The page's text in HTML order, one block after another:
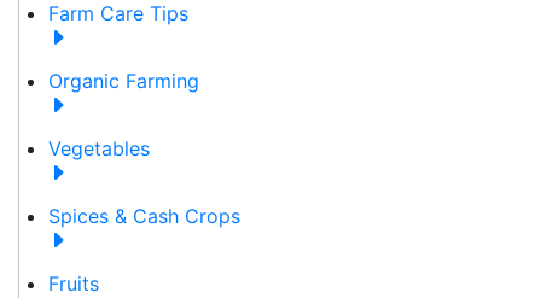
Farm Care Tips
Organic Farming
Vegetables
Spices & Cash Crops
Fruits